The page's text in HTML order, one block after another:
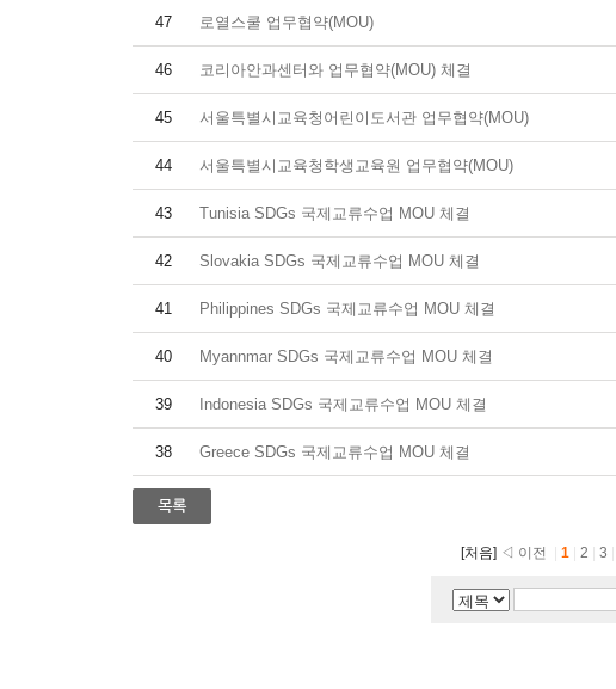
47 로열스쿨 업무협약(MOU)
46 코리아안과센터와 업무협약(MOU) 체결
45 서울특별시교육청어린이도서관 업무협약(MOU)
44 서울특별시교육청학생교육원 업무협약(MOU)
43 Tunisia SDGs 국제교류수업 MOU 체결
42 Slovakia SDGs 국제교류수업 MOU 체결
41 Philippines SDGs 국제교류수업 MOU 체결
40 Myannmar SDGs 국제교류수업 MOU 체결
39 Indonesia SDGs 국제교류수업 MOU 체결
38 Greece SDGs 국제교류수업 MOU 체결
[처음] ◁ 이전 1 2 3